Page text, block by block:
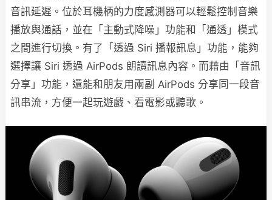
音訊延遲。位於耳機柄的力度感測器可以輕鬆控制音樂
播放與通話，並在「主動式降噪」功能和「通透」模式
之間進行切換。有了「透過 Siri 播報訊息」功能，能夠
選擇讓 Siri 透過 AirPods 朗讀訊息內容。而藉由「音訊
分享」功能，還能和朋友用兩副 AirPods 分享同一段音
訊串流，方便一起玩遊戲、看電影或聽歌。